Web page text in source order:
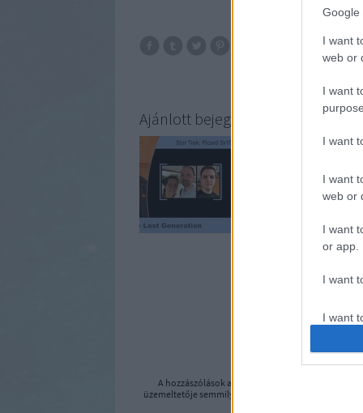
Google
I want
web or
I want
I want
I want
web or
I want
or app.
I want
I want
Ajánlott bejegyzések:
A
https://
A hozzászólások a
üzemeltetője semmilyen felelősséget nem vállal,